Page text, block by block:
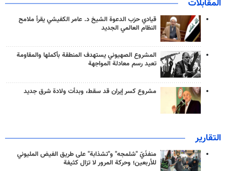
المقابلات
قيادي حزب الدعوة الشيخ د. عامر الكفيشي يقرأ ملامح
النظام العالمي الجديد
المشروع الصهيوني يستهدف المنطقة بأكملها والمقاومة
تعيد رسم معادلة المواجهة
مشروع كسر إيران قد سقط، وبدأت ولادة شرق جديد
التقارير
منفذَيّ "شلمجه" و"تشذابة" على طريق الفيض المليوني
للأربعين؛ وحركة المرور لا تزال كثيفة